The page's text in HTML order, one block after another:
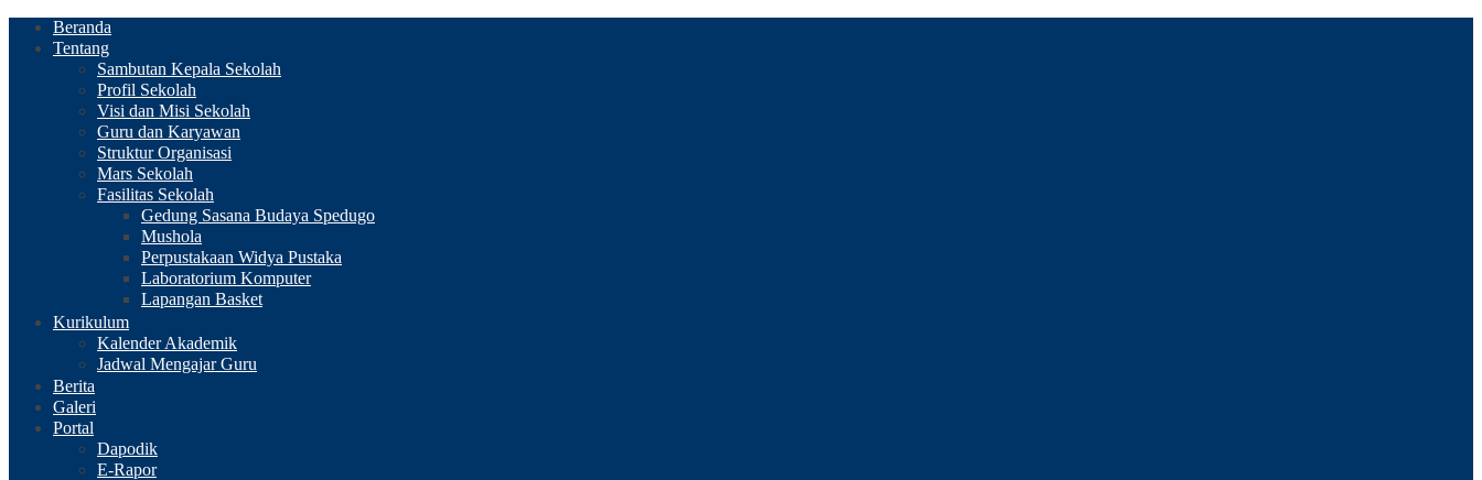
Beranda
Tentang
Sambutan Kepala Sekolah
Profil Sekolah
Visi dan Misi Sekolah
Guru dan Karyawan
Struktur Organisasi
Mars Sekolah
Fasilitas Sekolah
Gedung Sasana Budaya Spedugo
Mushola
Perpustakaan Widya Pustaka
Laboratorium Komputer
Lapangan Basket
Kurikulum
Kalender Akademik
Jadwal Mengajar Guru
Berita
Galeri
Portal
Dapodik
E-Rapor